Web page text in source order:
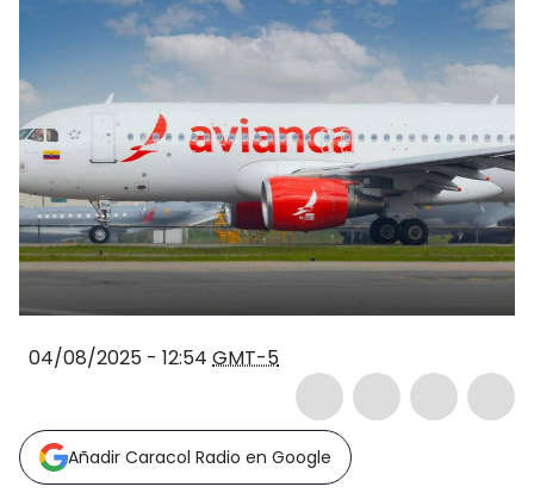
04/08/2025 - 12:54 GMT-5
Añadir Caracol Radio en Google